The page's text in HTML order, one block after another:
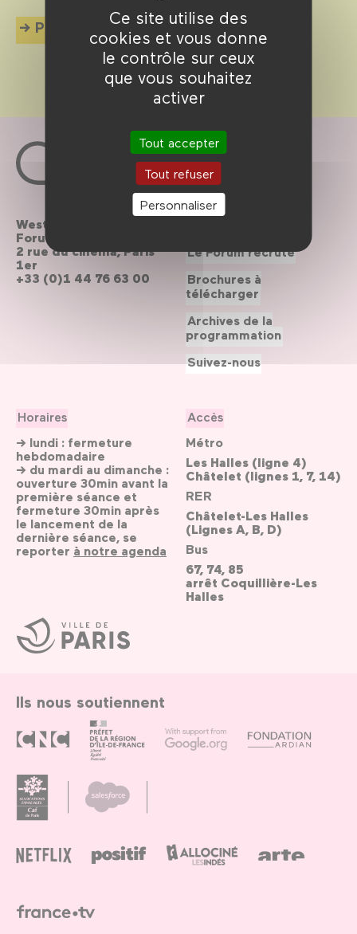
Ce site utilise des
cookies et vous donne
le contrôle sur ceux
que vous souhaitez
activer
Tout accepter
Tout refuser
Personnaliser
Plus d'info
Ville
de
Paris
Westfield
Forum des Halles
2 rue du cinéma, Paris
1er
+33 (0)1 44 76 63 00
Horaires
→ lundi : fermeture
hebdomadaire
→ du mardi au dimanche :
ouverture 30min avant la
première séance et
fermeture 30min après
le lancement de la
dernière séance, se
reporter à notre agenda
Accès
Métro
Les Halles (ligne 4)
Châtelet (lignes 1, 7, 14)
RER
Châtelet-Les Halles
(Lignes A, B, D)
Bus
67, 74, 85
arrêt Coquillière-Les
Halles
Le Forum recrute
Brochures à
télécharger
Archives de la
programmation
Suivez-nous
Ils nous soutiennent